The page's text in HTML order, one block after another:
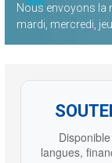
Nous envoyons la
mardi, mercredi,
langues,